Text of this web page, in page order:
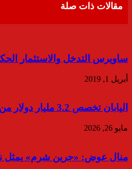
مقالات ذات صلة
ساويرس التدخل والاستثمار
أبريل 1, 2019
اليابان تخصص 3.2 مليار دولار من احتياطي الموازنة لدعم أسعار الكهرباء والغاز
مايو 26, 2026
منال عوض: «جرين شرم» يمثل